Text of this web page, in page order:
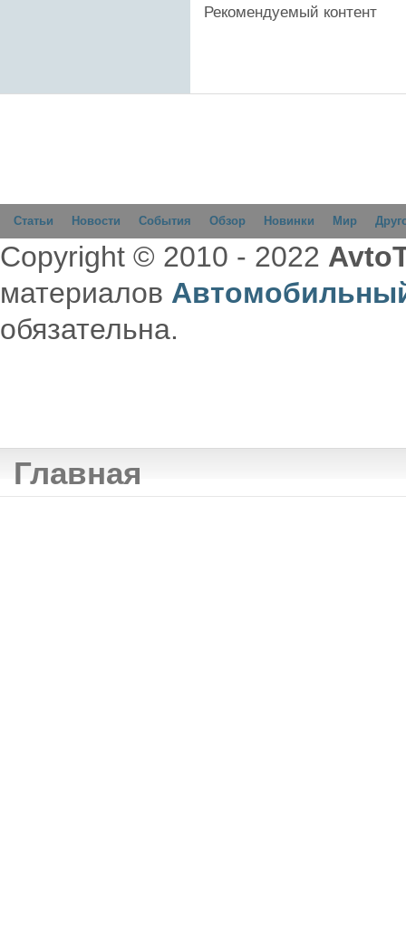
Рекомендуемый контент
Статьи Новости События Обзор Новинки Мир
Copyright © 2010 - 2022
материалов
обязательна.
Главная